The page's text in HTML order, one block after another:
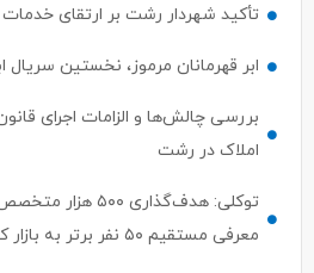
تأکید شهردار رشت بر ارتقای
ابر قهرمانان مرموز، نخستین سریال
بررسی چالش‌ها و الزامات اجرای
املاک در رشت
توکلی: هدف‌گذاری
معرفی مستقیم ۵۰ نفر برتر به بازار کار